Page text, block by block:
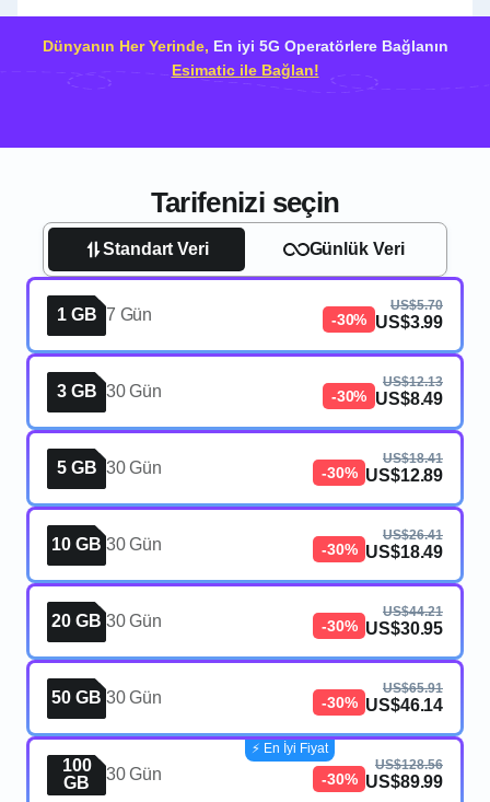
Dünyanın Her Yerinde, En iyi 5G Operatörlere Bağlanın
Esimatic ile Bağlan!
Tarifenizi seçin
Standart Veri Günlük Veri
1 GB 7 Gün -30%
US$5.70
US$3.99
3 GB 30 Gün -30%
US$12.13
US$8.49
5 GB 30 Gün -30%
US$18.41
US$12.89
10 GB 30 Gün -30%
US$26.41
US$18.49
20 GB 30 Gün -30%
US$44.21
US$30.95
50 GB 30 Gün -30%
US$65.91
US$46.14
100
GB
30 Gün -30%
US$128.56
US$89.99
⚡️ En İyi Fiyat